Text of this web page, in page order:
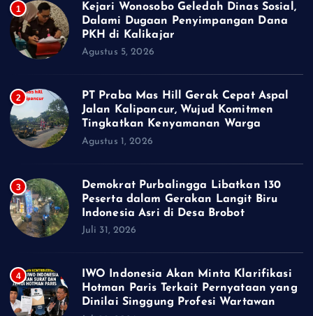
1
Kejari Wonosobo Geledah Dinas Sosial,
Dalami Dugaan Penyimpangan Dana
PKH di Kalikajar
Agustus 5, 2026
2
PT Praba Mas Hill Gerak Cepat Aspal
Jalan Kalipancur, Wujud Komitmen
Tingkatkan Kenyamanan Warga
Agustus 1, 2026
3
Demokrat Purbalingga Libatkan 130
Peserta dalam Gerakan Langit Biru
Indonesia Asri di Desa Brobot
Juli 31, 2026
4
IWO Indonesia Akan Minta Klarifikasi
Hotman Paris Terkait Pernyataan yang
Dinilai Singgung Profesi Wartawan